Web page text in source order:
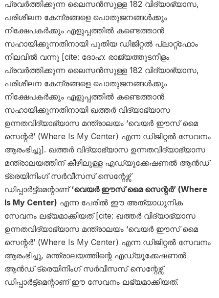
പ്രവർത്തിക്കുന്ന ലൈസൻസുള്ള 182 വിദ്യാഭ്യാസ,
പരിശീലന കേന്ദ്രങ്ങളെ പൊതുജനങ്ങൾക്കും
നിക്ഷേപകർക്കും എളുപ്പത്തിൽ കണ്ടെത്താൻ
സഹായിക്കുന്നതിനായി പുതിയ ഡിജിറ്റൽ പ്ലാറ്റ്‌ഫോം
നിലവിൽ വന്നു [cite: ദോഹ: രാജ്യത്തുടനീളം
പ്രവർത്തിക്കുന്ന ലൈസൻസുള്ള 182 വിദ്യാഭ്യാസ,
പരിശീലന കേന്ദ്രങ്ങളെ പൊതുജനങ്ങൾക്കും
നിക്ഷേപകർക്കും എളുപ്പത്തിൽ കണ്ടെത്താൻ
സഹായിക്കുന്നതിനായി ഖത്തർ വിദ്യാഭ്യാസ
ഉന്നതവിദ്യാഭ്യാസ മന്ത്രാലയം ‘വെയർ ഈസ് മൈ
സെന്റർ’ (Where Is My Center) എന്ന ഡിജിറ്റൽ സേവനം
ആരംഭിച്ചു]. ഖത്തർ വിദ്യാഭ്യാസ ഉന്നതവിദ്യാഭ്യാസ
മന്ത്രാലയത്തിന് കീഴിലുള്ള എഡ്യൂക്കേഷണൽ ആൻഡ്
ട്രെയിനിംഗ് സർവീസസ് സെന്റേഴ്സ്
ഡിപ്പാർട്ട്മെന്റാണ്‘വെയർ ഈസ് മൈ സെന്റർ’ (Where
Is My Center) എന്ന പേരിൽ ഈ അത്യാധുനിക
സേവനം ലഭ്യമാക്കിയത് [cite: ഖത്തർ വിദ്യാഭ്യാസ
ഉന്നതവിദ്യാഭ്യാസ മന്ത്രാലയം ‘വെയർ ഈസ് മൈ
സെന്റർ’ (Where Is My Center) എന്ന ഡിജിറ്റൽ സേവനം
ആരംഭിച്ചു, മന്ത്രാലയത്തിന്റെ എഡ്യൂക്കേഷണൽ
ആൻഡ് ട്രെയിനിംഗ് സർവീസസ് സെന്റേഴ്സ്
ഡിപ്പാർട്ട്മെന്റാണ് ഈ സേവനം ലഭ്യമാക്കിയത്.